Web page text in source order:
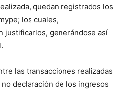
quedan registrados los
los cuales,
justificarlos, generándose así
las transacciones realizadas
declaración de los ingresos